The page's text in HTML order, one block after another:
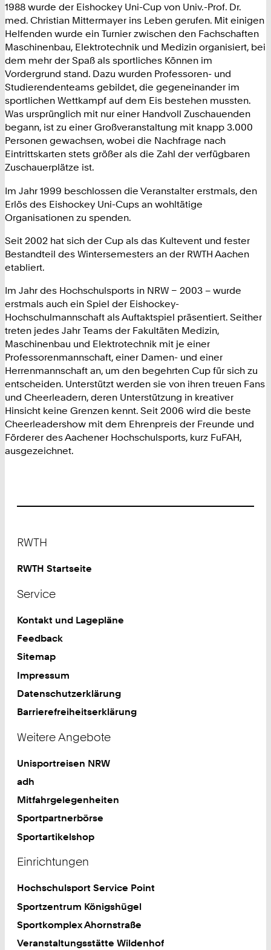
1988 wurde der Eishockey Uni-Cup von Univ.-Prof. Dr.
med. Christian Mittermayer ins Leben gerufen. Mit einigen
Helfenden wurde ein Turnier zwischen den Fachschaften
Maschinenbau, Elektrotechnik und Medizin organisiert, bei
dem mehr der Spaß als sportliches Können im
Vordergrund stand. Dazu wurden Professoren- und
Studierendenteams gebildet, die gegeneinander im
sportlichen Wettkampf auf dem Eis bestehen mussten.
Was ursprünglich mit nur einer Handvoll Zuschauenden
begann, ist zu einer Großveranstaltung mit knapp 3.000
Personen gewachsen, wobei die Nachfrage nach
Eintrittskarten stets größer als die Zahl der verfügbaren
Zuschauerplätze ist.
Im Jahr 1999 beschlossen die Veranstalter erstmals, den
Erlös des Eishockey Uni-Cups an wohltätige
Organisationen zu spenden.
Seit 2002 hat sich der Cup als das Kultevent und fester
Bestandteil des Wintersemesters an der RWTH Aachen
etabliert.
Im Jahr des Hochschulsports in NRW – 2003 – wurde
erstmals auch ein Spiel der Eishockey-
Hochschulmannschaft als Auftaktspiel präsentiert. Seither
treten jedes Jahr Teams der Fakultäten Medizin,
Maschinenbau und Elektrotechnik mit je einer
Professorenmannschaft, einer Damen- und einer
Herrenmannschaft an, um den begehrten Cup für sich zu
entscheiden. Unterstützt werden sie von ihren treuen Fans
und Cheerleadern, deren Unterstützung in kreativer
Hinsicht keine Grenzen kennt. Seit 2006 wird die beste
Cheerleadershow mit dem Ehrenpreis der Freunde und
Förderer des Aachener Hochschulsports, kurz FuFAH,
ausgezeichnet.
RWTH
RWTH Startseite
Service
Kontakt und Lagepläne
Feedback
Sitemap
Impressum
Datenschutzerklärung
Barrierefreiheitserklärung
Weitere Angebote
Unisportreisen NRW
adh
Mitfahrgelegenheiten
Sportpartnerbörse
Sportartikelshop
Einrichtungen
Hochschulsport Service Point
Sportzentrum Königshügel
Sportkomplex Ahornstraße
Veranstaltungsstätte Wildenhof